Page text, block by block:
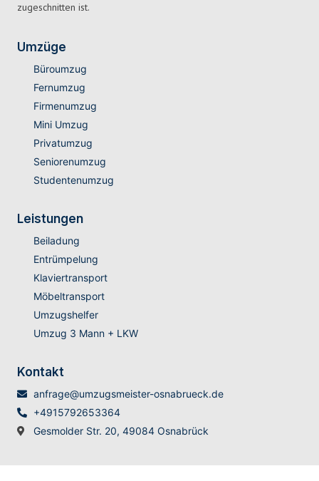
zugeschnitten ist.
Umzüge
Büroumzug
Fernumzug
Firmenumzug
Mini Umzug
Privatumzug
Seniorenumzug
Studentenumzug
Leistungen
Beiladung
Entrümpelung
Klaviertransport
Möbeltransport
Umzugshelfer
Umzug 3 Mann + LKW
Kontakt
anfrage@umzugsmeister-osnabrueck.de
+4915792653364
Gesmolder Str. 20, 49084 Osnabrück